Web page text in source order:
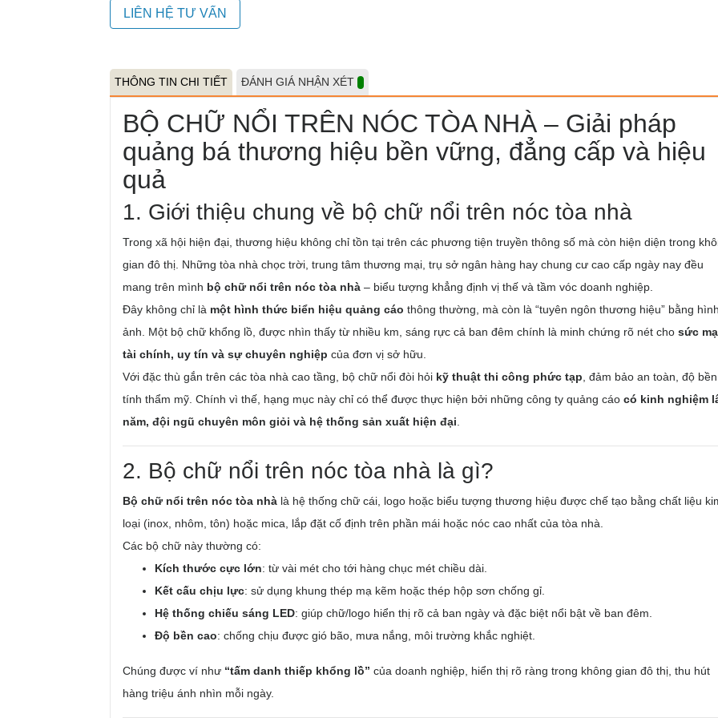
LIÊN HỆ TƯ VẤN
THÔNG TIN CHI TIẾT ĐÁNH GIÁ NHẬN XÉT
BỘ CHỮ NỔI TRÊN NÓC TÒA NHÀ – Giải pháp
quảng bá thương hiệu bền vững, đẳng cấp và hiệu
quả
1. Giới thiệu chung về bộ chữ nổi trên nóc tòa nhà
Trong xã hội hiện đại, thương hiệu không chỉ tồn tại trên các phương tiện truyền thông số mà còn hiện diện trong
gian đô thị. Những tòa nhà chọc trời, trung tâm thương mại, trụ sở ngân hàng hay chung cư cao cấp ngày nay đều
mang trên mình bộ chữ nổi trên nóc tòa nhà – biểu tượng khẳng định vị thế và tầm vóc doanh nghiệp.
Đây không chỉ là một hình thức biển hiệu quảng cáo thông thường, mà còn là “tuyên ngôn thương hiệu” bằng hình
ảnh. Một bộ chữ khổng lồ, được nhìn thấy từ nhiều km, sáng rực cả ban đêm chính là minh chứng rõ nét cho sức
tài chính, uy tín và sự chuyên nghiệp của đơn vị sở hữu.
Với đặc thù gắn trên các tòa nhà cao tầng, bộ chữ nổi đòi hỏi kỹ thuật thi công phức tạp , đảm bảo an toàn, độ
tính thẩm mỹ. Chính vì thế, hạng mục này chỉ có thể được thực hiện bởi những công ty quảng cáo có kinh nghiệm
năm, đội ngũ chuyên môn giỏi và hệ thống sản xuất hiện đại
2. Bộ chữ nổi trên nóc tòa nhà là gì?
Bộ chữ nổi trên nóc tòa nhà là hệ thống chữ cái, logo hoặc biểu tượng thương hiệu được chế tạo bằng chất liệu
loại (inox, nhôm, tôn) hoặc mica, lắp đặt cố định trên phần mái hoặc nóc cao nhất của tòa nhà.
Các bộ chữ này thường có:
Kích thước cực lớn: từ vài mét cho tới hàng chục mét chiều dài.
Kết cấu chịu lực: sử dụng khung thép mạ kẽm hoặc thép hộp sơn chống gỉ.
Hệ thống chiếu sáng LED: giúp chữ/logo hiển thị rõ cả ban ngày và đặc biệt nổi bật về ban đêm.
Độ bền cao: chống chịu được gió bão, mưa nắng, môi trường khắc nghiệt.
Chúng được ví như “tấm danh thiếp khổng lồ” của doanh nghiệp, hiển thị rõ ràng trong không gian đô thị, thu hút
hàng triệu ánh nhìn mỗi ngày.